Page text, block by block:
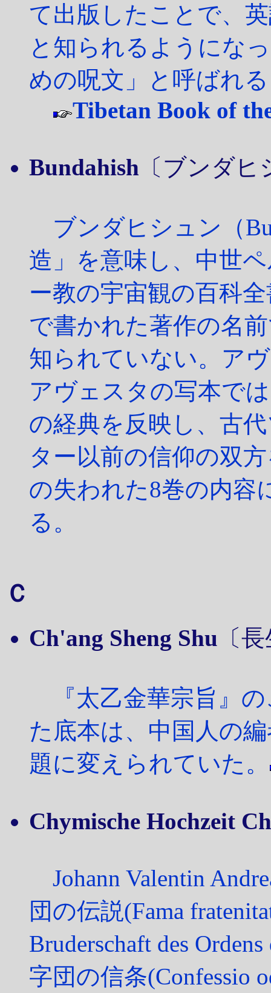
て出版したことで、
と知られるようにな
めの呪文」と呼ばれ
Tibetan Book of
Bundahish 〔ブンダヒ
ブンダヒシュン（
造」を意味し、中世
ー教の宇宙観の百科
で書かれた著作の名
知られていない。ア
アヴェスタの写本で
の経典を反映し、古
ター以前の信仰の双
の失われた8巻の内容
る。
Ｃ
Ch'ang Sheng Shu 〔
『太乙金華宗旨』の
た底本は、中国人の
題に変えられていた。
Chymische Hochzeit
Johann Valentin
団の伝説(Fama
Bruderschaft des
字団の信条(Confessio